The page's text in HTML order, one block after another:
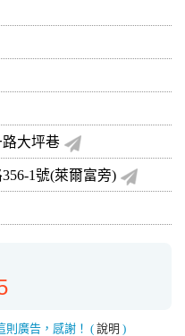
大坪巷
1號(萊爾富旁)
廣告，感謝！ ( 說明 )